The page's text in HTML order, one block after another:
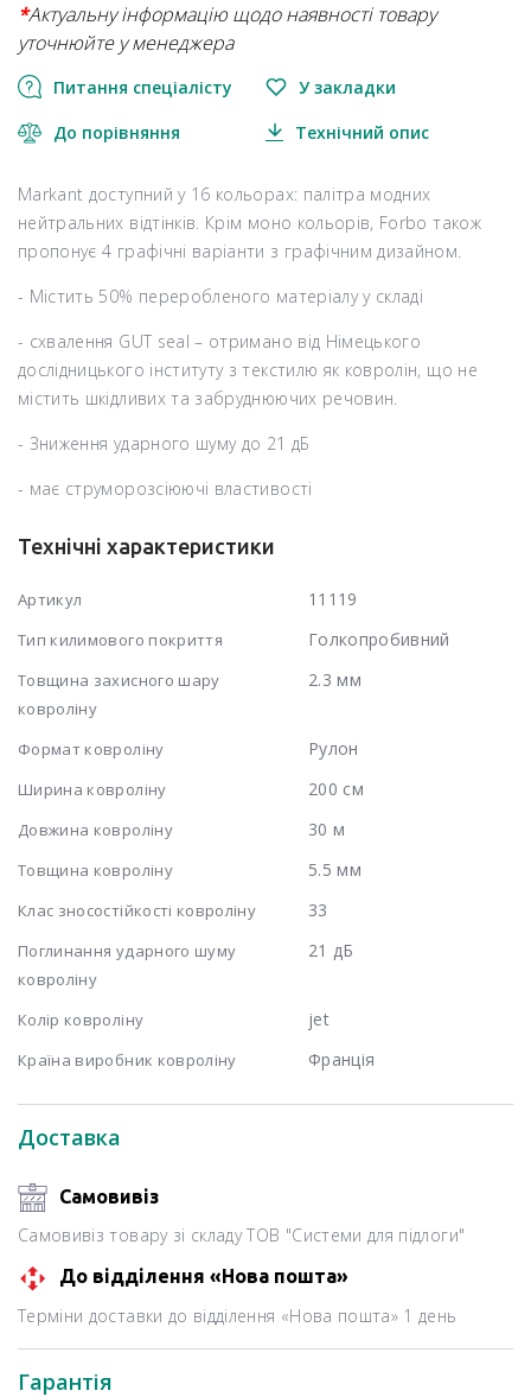
*Актуальну інформацію щодо наявності товару
уточнюйте у менеджера
Питання спеціалісту У закладки
До порівняння Технічний опис
Доставка
Самовивіз
Самовивіз товару зі складу ТОВ "Системи для підлоги"
До відділення «Нова пошта»
Терміни доставки до відділення «Нова пошта» 1 день
Гарантія
Markant доступний у 16 кольорах: палітра модних
нейтральних відтінків. Крім моно кольорів, Forbo також
пропонує 4 графічні варіанти з графічним дизайном.
- Містить 50% переробленого матеріалу у складі
- схвалення GUT seal – отримано від Німецького
дослідницького інституту з текстилю як ковролін, що не
містить шкідливих та забруднюючих речовин.
- Зниження ударного шуму до 21 дБ
- має струморозсіюючі властивості
Технічні характеристики
Артикул 11119
Тип килимового покриття Голкопробивний
Товщина захисного шару
ковроліну
2.3 мм
Формат ковроліну Рулон
Ширина ковроліну 200 см
Довжина ковроліну 30 м
Товщина ковроліну 5.5 мм
Клас зносостійкості ковроліну 33
Поглинання ударного шуму
ковроліну
21 дБ
Колір ковроліну jet
Країна виробник ковроліну Франція